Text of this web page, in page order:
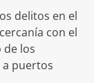
delitos en el
con el
de los
a puertos